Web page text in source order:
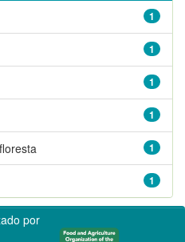
1
1
1
1
1
1
por